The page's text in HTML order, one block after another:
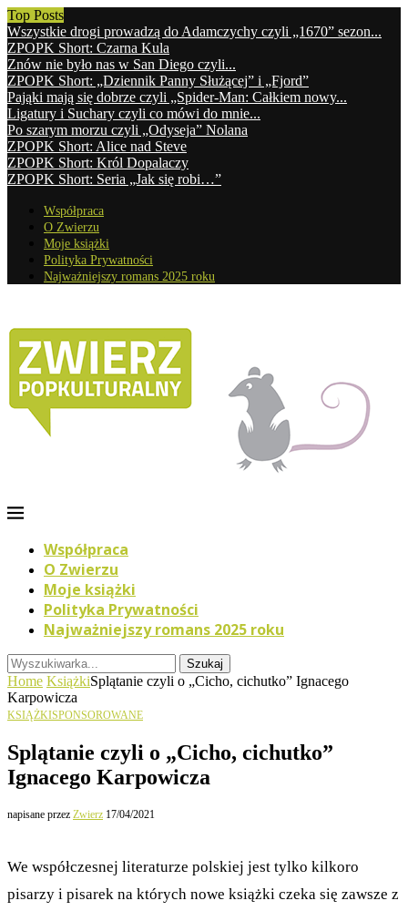
Top Posts
Wszystkie drogi prowadzą do Adamczychy czyli „1670” sezon...
ZPOPK Short: Czarna Kula
Znów nie było nas w San Diego czyli...
ZPOPK Short: „Dziennik Panny Służącej” i „Fjord”
Pająki mają się dobrze czyli „Spider-Man: Całkiem nowy...
Ligatury i Suchary czyli co mówi do mnie...
Po szarym morzu czyli „Odyseja” Nolana
ZPOPK Short: Alice nad Steve
ZPOPK Short: Król Dopalaczy
ZPOPK Short: Seria „Jak się robi…”
Współpraca
O Zwierzu
Moje książki
Polityka Prywatności
Najważniejszy romans 2025 roku
Współpraca
O Zwierzu
Moje książki
Polityka Prywatności
Najważniejszy romans 2025 roku
Szukaj
Home KsiążkiSplątanie czyli o „Cicho, cichutko” Ignacego
Karpowicza
KSIĄŻKISPONSOROWANE
Splątanie czyli o „Cicho, cichutko”
Ignacego Karpowicza
napisane przez Zwierz 17/04/2021
We współczesnej literaturze polskiej jest tylko kilkoro
pisarzy i pisarek na których nowe książki czeka się zawsze z